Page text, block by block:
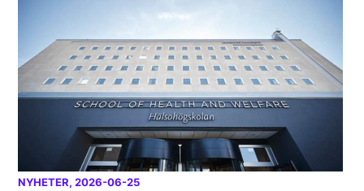
NYHETER, 2026-06-25